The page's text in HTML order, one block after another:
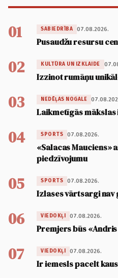
01 SABIEDRĪBA 07.08.2026.
Pusaudžu resursu
02 KULTŪRA UN IZKLAIDE
Izzinot rumāņu
03 NEDĒĻAS NOGALE
Laikmetīgās
04 SPORTS 07.08.2026.
«Salacas Mauciens»
piedzīvojumu
05 SPORTS 07.08.2026.
Izlases vārtsargi nav
06 VIEDOKĻI 07.08.2026.
Premjers būs
07 VIEDOKĻI 07.08.2026.
Ir iemesls pacelt